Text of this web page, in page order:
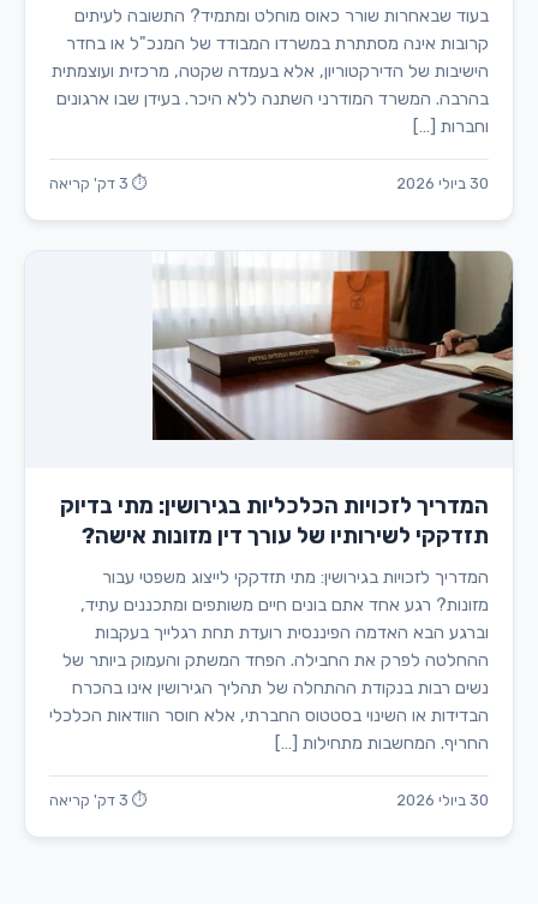
בעוד שבאחרות שורר כאוס מוחלט ומתמיד? התשובה לעיתים
קרובות אינה מסתתרת במשרדו המבודד של המנכ"ל או בחדר
הישיבות של הדירקטוריון, אלא בעמדה שקטה, מרכזית ועוצמתית
בהרבה. המשרד המודרני השתנה ללא היכר. בעידן שבו ארגונים
וחברות […]
30 ביולי 2026 ⏱ 3 דק' קריאה
המדריך לזכויות הכלכליות בגירושין: מתי בדיוק
תזדקקי לשירותיו של עורך דין מזונות אישה?
המדריך לזכויות בגירושין: מתי תזדקקי לייצוג משפטי עבור
מזונות? רגע אחד אתם בונים חיים משותפים ומתכננים עתיד,
וברגע הבא האדמה הפיננסית רועדת תחת רגלייך בעקבות
ההחלטה לפרק את החבילה. הפחד המשתק והעמוק ביותר של
נשים רבות בנקודת ההתחלה של תהליך הגירושין אינו בהכרח
הבדידות או השינוי בסטטוס החברתי, אלא חוסר הוודאות הכלכלי
החריף. המחשבות מתחילות […]
30 ביולי 2026 ⏱ 3 דק' קריאה